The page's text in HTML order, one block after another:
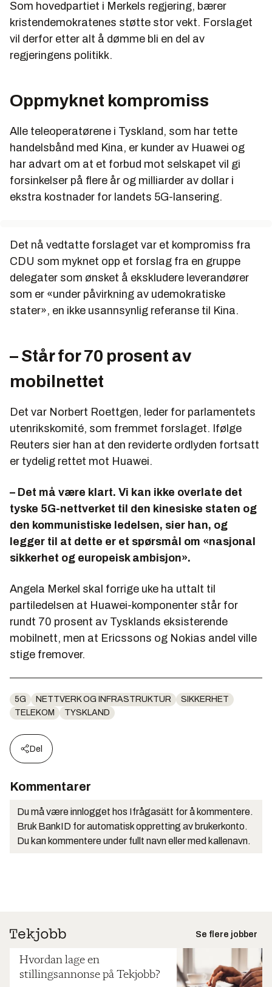
Som hovedpartiet i Merkels regjering, bærer
kristendemokratenes støtte stor vekt. Forslaget
vil derfor etter alt å dømme bli en del av
regjeringens politikk.
Oppmyknet kompromiss
Alle teleoperatørene i Tyskland, som har tette
handelsbånd med Kina, er kunder av Huawei og
har advart om at et forbud mot selskapet vil gi
forsinkelser på flere år og milliarder av dollar i
ekstra kostnader for landets 5G-lansering.
Det nå vedtatte forslaget var et kompromiss fra
CDU som myknet opp et forslag fra en gruppe
delegater som ønsket å ekskludere leverandører
som er «under påvirkning av udemokratiske
stater», en ikke usannsynlig referanse til Kina.
– Står for 70 prosent av
mobilnettet
Det var Norbert Roettgen, leder for parlamentets
utenrikskomité, som fremmet forslaget. Ifølge
Reuters sier han at den reviderte ordlyden fortsatt
er tydelig rettet mot Huawei.
– Det må være klart. Vi kan ikke overlate det
tyske 5G-nettverket til den kinesiske staten og
den kommunistiske ledelsen, sier han, og
legger til at dette er et spørsmål om «nasjonal
sikkerhet og europeisk ambisjon».
Angela Merkel skal forrige uke ha uttalt til
partiledelsen at Huawei-komponenter står for
rundt 70 prosent av Tysklands eksisterende
mobilnett, men at Ericssons og Nokias andel ville
stige fremover.
5G NETTVERK OG INFRASTRUKTUR
SIKKERHET
TELEKOM
TYSKLAND
Del
Kommentarer
Du må være innlogget hos Ifrågasätt for å kommentere.
Bruk BankID for automatisk oppretting av brukerkonto.
Du kan kommentere under fullt navn eller med kallenavn.
Se flere jobber
Hvordan lage en
stillingsannonse på Tekjobb?